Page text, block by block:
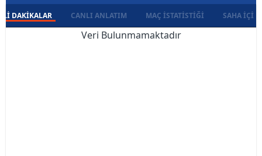
DAKIKALAR CANLI ANLATIM MAÇ İSTATISTIĞI SAHA İÇI
Veri Bulunmamaktadır